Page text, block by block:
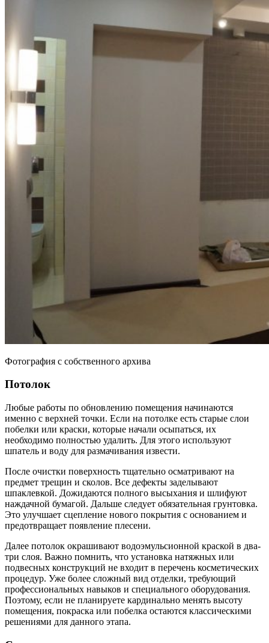
Фотография с собственного архива
Потолок
Любые работы по обновлению помещения начинаются
именно с верхней точки. Если на потолке есть старые слои
побелки или краски, которые начали осыпаться, их
необходимо полностью удалить. Для этого используют
шпатель и воду для размачивания извести.
После очистки поверхность тщательно осматривают на
предмет трещин и сколов. Все дефекты заделывают
шпаклевкой. Дожидаются полного высыхания и шлифуют
наждачной бумагой. Дальше следует обязательная грунтовка.
Это улучшает сцепление нового покрытия с основанием и
предотвращает появление плесени.
Далее потолок окрашивают водоэмульсионной краской в два-
три слоя. Важно помнить, что установка натяжных или
подвесных конструкций не входит в перечень косметических
процедур. Уже более сложный вид отделки, требующий
профессиональных навыков и специального оборудования.
Поэтому, если не планируете кардинально менять высоту
помещения, покраска или побелка остаются классическими
решениями для данного этапа.